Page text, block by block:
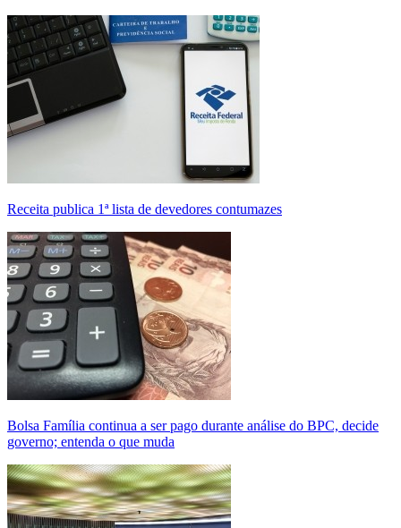
Receita publica 1ª lista de devedores contumazes
Bolsa Família continua a ser pago durante análise do BPC, decide
governo; entenda o que muda